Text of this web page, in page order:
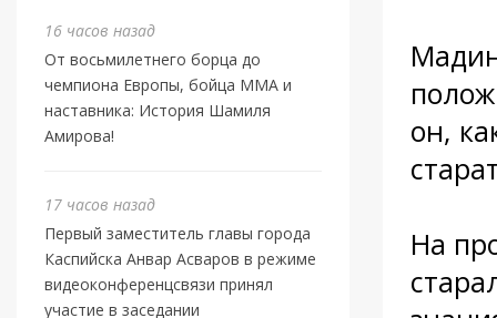
16 часов назад
От восьмилетнего борца до
чемпиона Европы, бойца ММА и
наставника: История Шамиля
Амирова!
17 часов назад
Первый заместитель главы города
Каспийска Анвар Асваров в режиме
видеоконференцсвязи принял
участие в заседании
он,
На